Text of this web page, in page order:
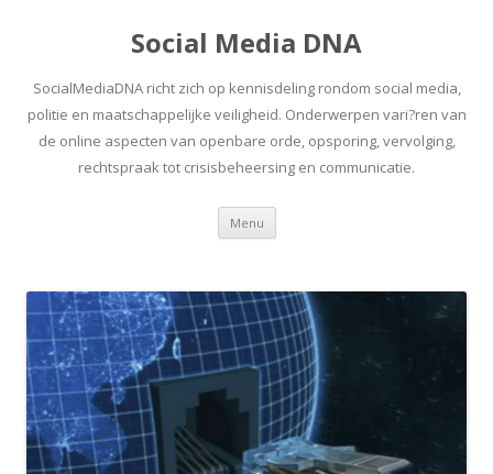
Social Media DNA
SocialMediaDNA richt zich op kennisdeling rondom social media,
politie en maatschappelijke veiligheid. Onderwerpen vari?ren van
de online aspecten van openbare orde, opsporing, vervolging,
rechtspraak tot crisisbeheersing en communicatie.
Menu Spring
inhoud